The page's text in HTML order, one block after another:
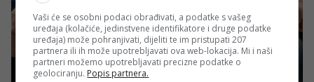
Vaši će se osobni podaci obrađivati, a podatke s vašeg
uređaja (kolačiće, jedinstvene identifikatore i druge podatke
uređaja) može pohranjivati, dijeliti te im pristupati 207
partnera ili ih može upotrebljavati ova web-lokacija. Mi i naši
partneri možemo upotrebljavati precizne podatke o
geolociranju. Popis partnera.